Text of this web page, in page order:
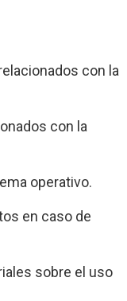
con la
con la
operativo.
en caso de
sobre el uso